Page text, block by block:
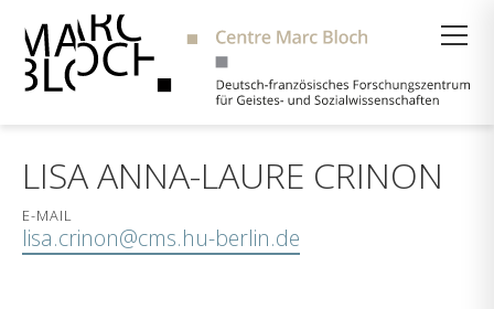
LISA ANNA-LAURE CRINON
E-MAIL
lisa.crinon@cms.hu-berlin.de